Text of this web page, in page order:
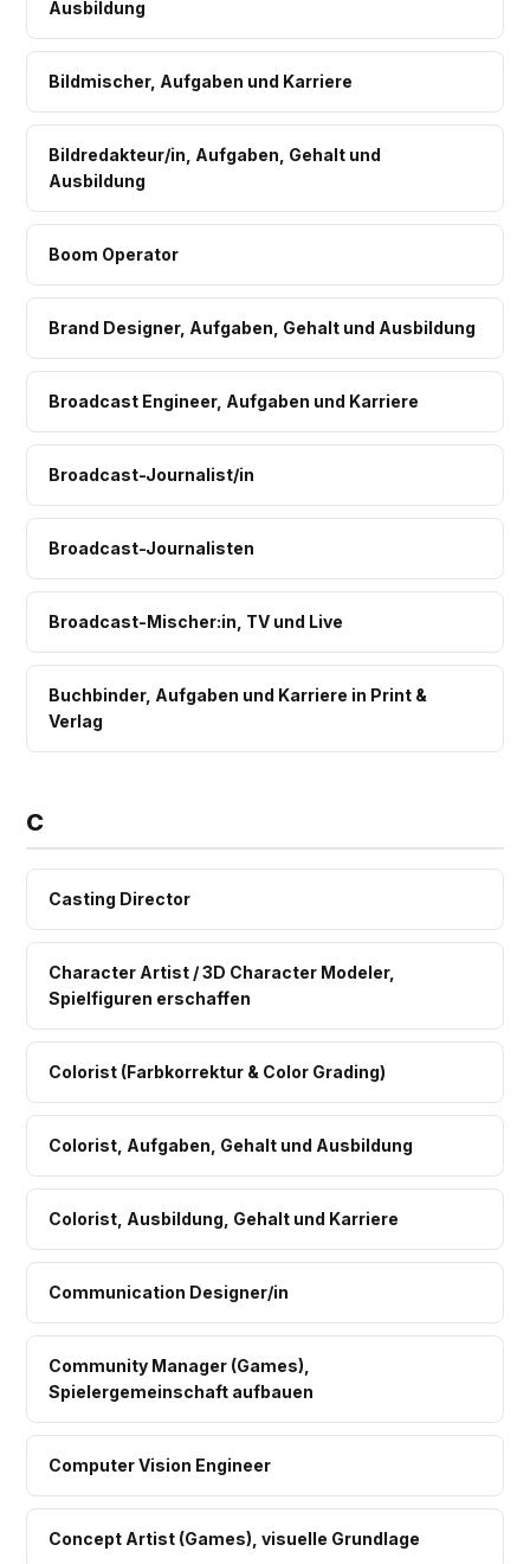
Ausbildung
Bildmischer, Aufgaben und Karriere
Bildredakteur/in, Aufgaben, Gehalt und
Ausbildung
Boom Operator
Brand Designer, Aufgaben, Gehalt und Ausbildung
Broadcast Engineer, Aufgaben und Karriere
Broadcast-Journalist/in
Broadcast-Journalisten
Broadcast-Mischer:in, TV und Live
Buchbinder, Aufgaben und Karriere in Print &
Verlag
C
Casting Director
Character Artist / 3D Character Modeler,
Spielfiguren erschaffen
Colorist (Farbkorrektur & Color Grading)
Colorist, Aufgaben, Gehalt und Ausbildung
Colorist, Ausbildung, Gehalt und Karriere
Communication Designer/in
Community Manager (Games),
Spielergemeinschaft aufbauen
Computer Vision Engineer
Concept Artist (Games), visuelle Grundlage